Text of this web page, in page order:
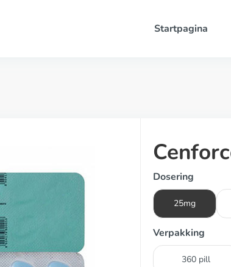
Startpagina
Dosering
25mg
Verpakking
360 pill